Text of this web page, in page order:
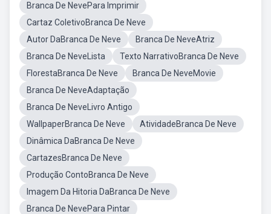
Branca De NevePara Imprimir
Cartaz ColetivoBranca De Neve
Autor DaBranca De Neve
Branca De NeveAtriz
Branca De NeveLista
Texto NarrativoBranca De Neve
FlorestaBranca De Neve
Branca De NeveMovie
Branca De NeveAdaptação
Branca De NeveLivro Antigo
WallpaperBranca De Neve
AtividadeBranca De Neve
Dinâmica DaBranca De Neve
CartazesBranca De Neve
Produção ContoBranca De Neve
Imagem Da Hitoria DaBranca De Neve
Branca De NevePara Pintar